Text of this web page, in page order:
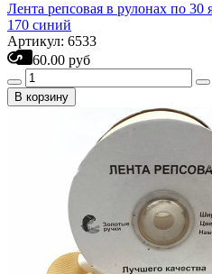
Лента репсовая в рулонах по
170 синий
Артикул: 6533
60.00 руб
В корзину